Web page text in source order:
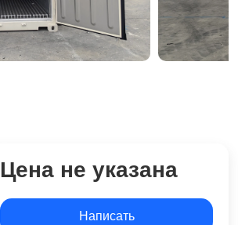
Цена не указана
Написать